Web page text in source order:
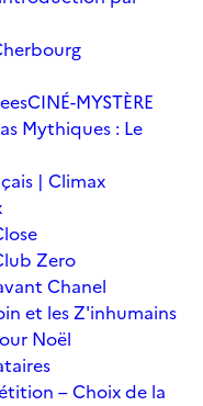
CINÉ-MYSTÈRE
Mythiques : Le
| Climax
Zero
Chanel
et les Z'inhumains
Noël
– Choix de la